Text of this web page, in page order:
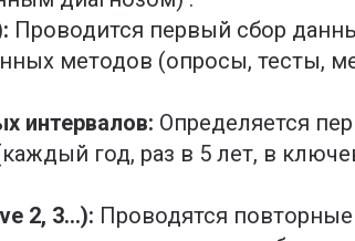
Проводится первый сбор
методов (опросы, тесты,
интервалов: Определяется
год, раз в 5 лет, в
2, 3...): Проводятся